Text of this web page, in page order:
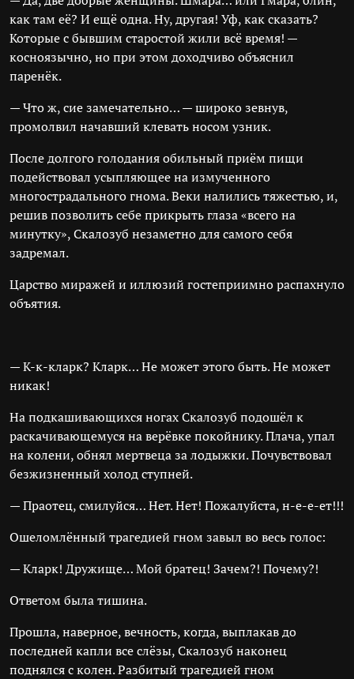
как там её? И ещё одна. Ну, другая! Уф, как сказать?
Которые с бывшим старостой жили всё время! —
косноязычно, но при этом доходчиво объяснил
паренёк.
— Что ж, сие замечательно… — широко зевнув,
промолвил начавший клевать носом узник.
После долгого голодания обильный приём пищи
подействовал усыпляющее на измученного
многострадального гнома. Веки налились тяжестью, и,
решив позволить себе прикрыть глаза «всего на
минутку», Скалозуб незаметно для самого себя
задремал.
Царство миражей и иллюзий гостеприимно распахнуло
объятия.
— К-к-кларк? Кларк… Не может этого быть. Не может
никак!
На подкашивающихся ногах Скалозуб подошёл к
раскачивающемуся на верёвке покойнику. Плача, упал
на колени, обнял мертвеца за лодыжки. Почувствовал
безжизненный холод ступней.
— Праотец, смилуйся… Нет. Нет! Пожалуйста, н-е-е-ет!!!
Ошеломлённый трагедией гном завыл во весь голос:
— Кларк! Дружище… Мой братец! Зачем?! Почему?!
Ответом была тишина.
Прошла, наверное, вечность, когда, выплакав до
последней капли все слёзы, Скалозуб наконец
поднялся с колен. Разбитый трагедией гном